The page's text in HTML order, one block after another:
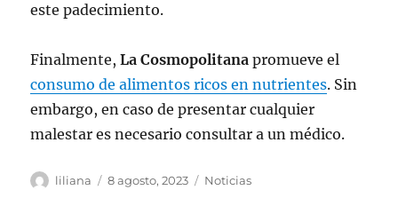
este padecimiento.
Finalmente,La Cosmopolitana promueve el
consumo de alimentos ricos en nutrientes. Sin
embargo, en caso de presentar cualquier
malestar es necesario consultar a un médico.
Autor
liliana
Publicado
8 agosto, 2023 Categorías
Noticias